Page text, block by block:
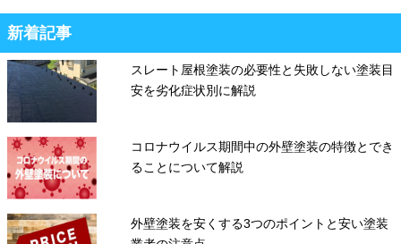
新着記事
スレート屋根塗装の必要性と失敗しない塗装目
安を劣化症状別に解説
コロナウイルス期間中の外壁塗装の特徴とでき
ることについて解説
外壁塗装を安くする3つのポイントと安い塗装